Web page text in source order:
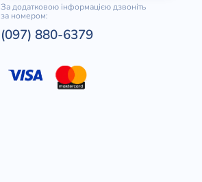
За додатковою інформацією дзвоніть
за номером:
(097) 880-6379